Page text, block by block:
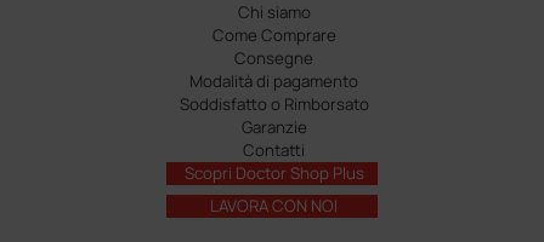
Chi siamo
Come Comprare
Consegne
Modalità di pagamento
Soddisfatto o Rimborsato
Garanzie
Contatti
Scopri Doctor Shop Plus
LAVORA CON NOI